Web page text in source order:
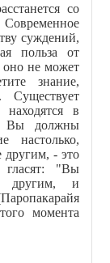
со
суждений,
польза от
оно не может
знание,
Существует
в
Вы должны
настолько,
другим, - это
гласят: "Вы
другим, и
момента